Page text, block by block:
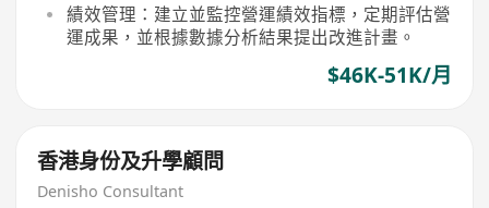
績效管理：建立並監控營運績效指標，定期評估營
運成果，並根據數據分析結果提出改進計畫。
$46K-51K/月
香港身份及升學顧問
Denisho Consultant